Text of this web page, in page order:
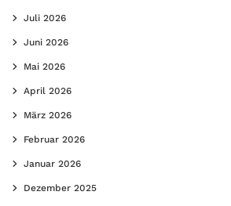
Juli 2026
Juni 2026
Mai 2026
April 2026
März 2026
Februar 2026
Januar 2026
Dezember 2025